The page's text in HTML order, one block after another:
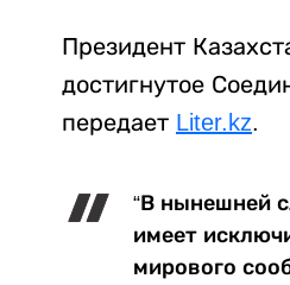
Президент
достигнутое
передает Liter.kz.
“В нынешней
имеет
мирового